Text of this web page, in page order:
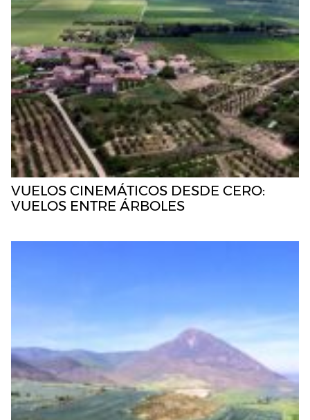
VUELOS CINEMÁTICOS DESDE CERO:
VUELOS ENTRE ÁRBOLES